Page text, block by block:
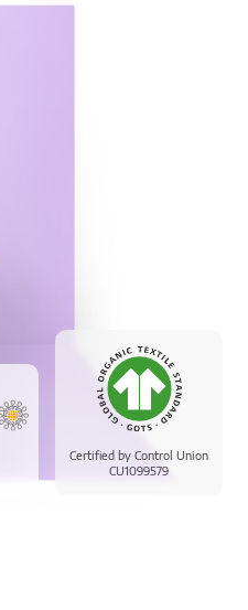
Certified by Control Union
CU1099579